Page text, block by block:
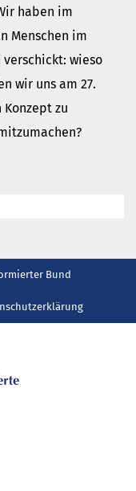
haben im
Menschen im
wieso
wir uns am 27.
zu
Bund